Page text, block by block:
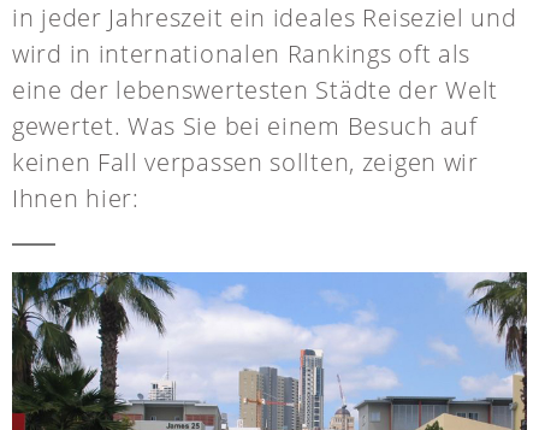
in jeder Jahreszeit ein ideales Reiseziel und
wird in internationalen Rankings oft als
eine der lebenswertesten Städte der Welt
gewertet. Was Sie bei einem Besuch auf
keinen Fall verpassen sollten, zeigen wir
Ihnen hier: